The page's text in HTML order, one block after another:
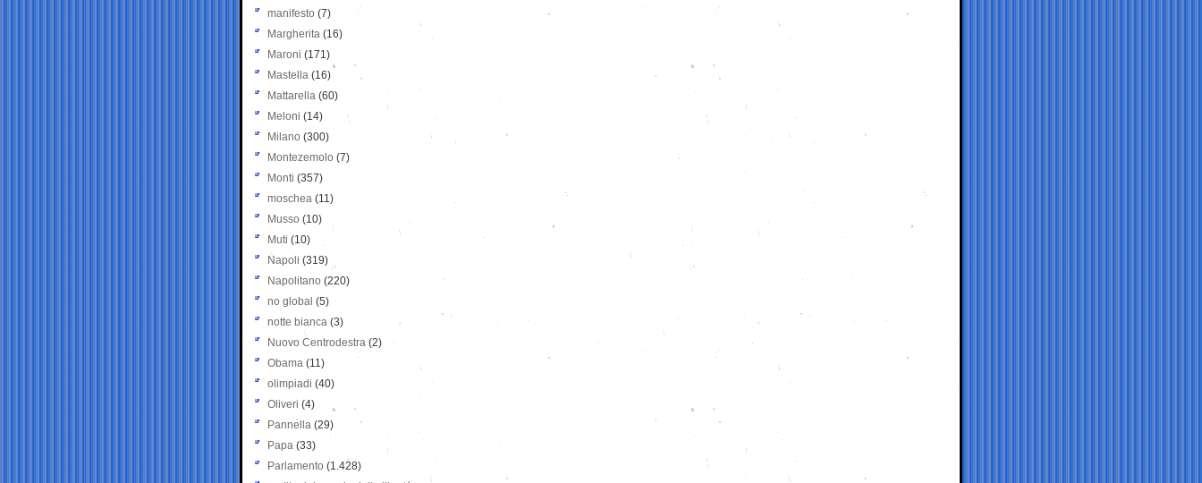
manifesto (7)
Margherita (16)
Maroni (171)
Mastella (16)
Mattarella (60)
Meloni (14)
Milano (300)
Montezemolo (7)
Monti (357)
moschea (11)
Musso (10)
Muti (10)
Napoli (319)
Napolitano (220)
no global (5)
notte bianca (3)
Nuovo Centrodestra (2)
Obama (11)
olimpiadi (40)
Oliveri (4)
Pannella (29)
Papa (33)
Parlamento (1.428)